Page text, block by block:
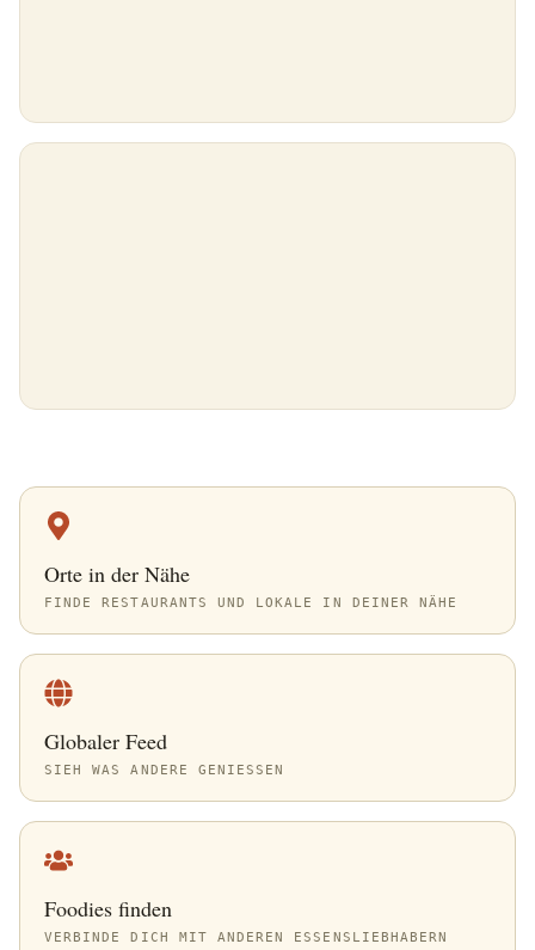
Orte in der Nähe
FINDE RESTAURANTS UND LOKALE IN DEINER NÄHE
Globaler Feed
SIEH WAS ANDERE GENIESSEN
Foodies finden
VERBINDE DICH MIT ANDEREN ESSENSLIEBHABERN